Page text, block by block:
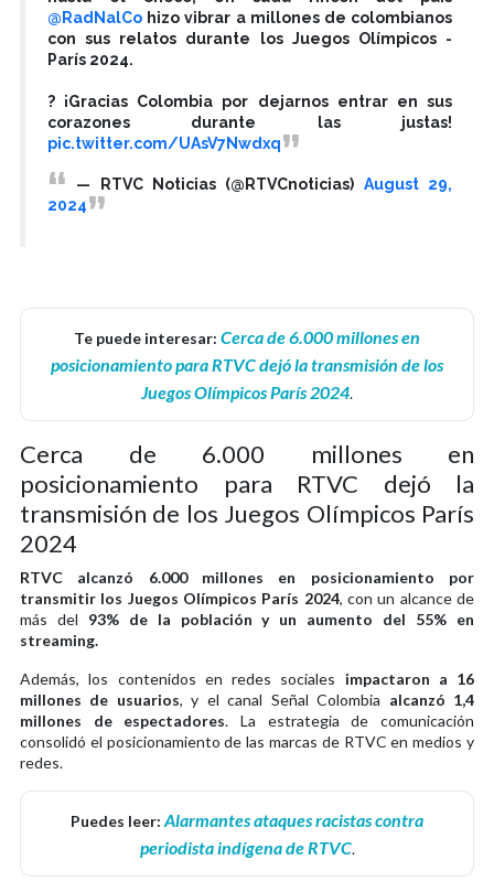
@RadNalCo hizo vibrar a millones de colombianos
con sus relatos durante los Juegos Olímpicos -
París 2024.
? ¡Gracias Colombia por dejarnos entrar en sus
corazones durante las justas!
pic.twitter.com/UAsV7Nwdxq
— RTVC Noticias (@RTVCnoticias) August 29,
2024
Te puede interesar: Cerca de 6.000 millones en
posicionamiento para RTVC dejó la transmisión de los
Juegos Olímpicos París 2024.
Cerca de 6.000 millones en
posicionamiento para RTVC dejó la
transmisión de los Juegos Olímpicos París
2024
RTVC alcanzó 6.000 millones en posicionamiento por
transmitir los Juegos Olímpicos París 2024, con un alcance de
más del 93% de la población y un aumento del 55% en
streaming.
Además, los contenidos en redes sociales impactaron a 16
millones de usuarios, y el canal Señal Colombia alcanzó 1,4
millones de espectadores. La estrategia de comunicación
consolidó el posicionamiento de las marcas de RTVC en medios y
redes.
Puedes leer: Alarmantes ataques racistas contra
periodista indígena de RTVC.